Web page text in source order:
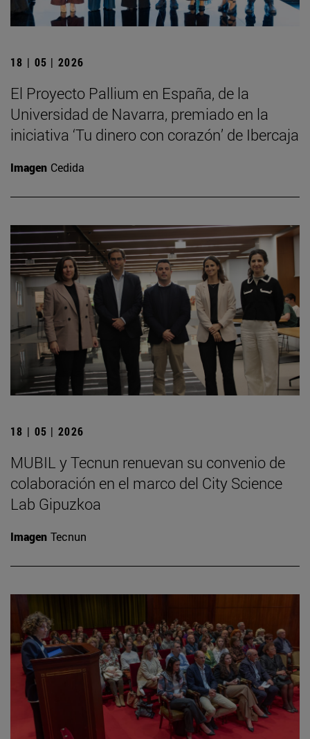
18 | 05 | 2026
El Proyecto Pallium en España, de la
Universidad de Navarra, premiado en la
iniciativa ‘Tu dinero con corazón’ de Ibercaja
Imagen Cedida
18 | 05 | 2026
MUBIL y Tecnun renuevan su convenio de
colaboración en el marco del City Science
Lab Gipuzkoa
Imagen Tecnun